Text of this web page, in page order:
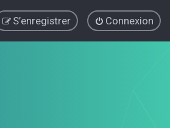
Connexion
S’enregistrer